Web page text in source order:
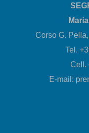
Corso G.
Tel.
Cell.
E-mail: